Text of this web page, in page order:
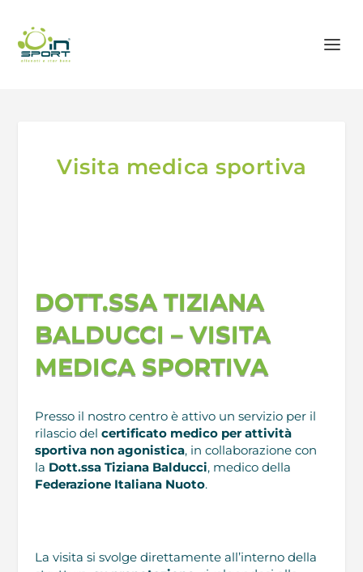
Visita medica sportiva
DOTT.SSA TIZIANA
BALDUCCI – VISITA
MEDICA SPORTIVA
Presso il nostro centro è attivo un servizio per il
rilascio del certificato medico per attività
sportiva non agonistica, in collaborazione con
la Dott.ssa Tiziana Balducci, medico della
Federazione Italiana Nuoto.
La visita si svolge direttamente all’interno della